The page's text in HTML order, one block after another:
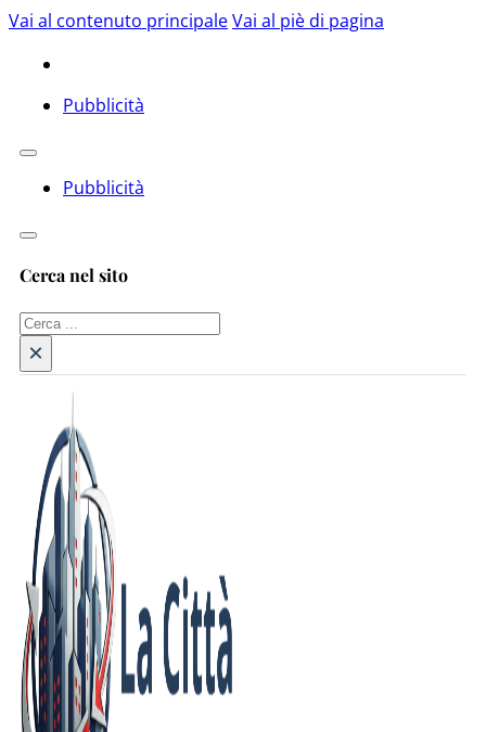
Vai al contenuto principaleVai al piè di pagina
Pubblicità
Pubblicità
Cerca nel sito
Cerca
×